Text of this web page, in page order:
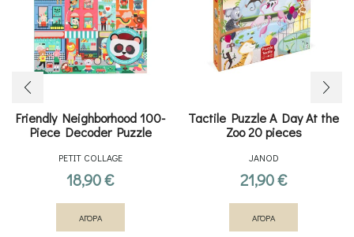
Friendly Neighborhood 100-
Piece Decoder Puzzle
PETIT COLLAGE
18,90€
ΑΓΟΡΑ
Tactile Puzzle A Day At the
Zoo 20 pieces
JANOD
21,90€
ΑΓΟΡΑ